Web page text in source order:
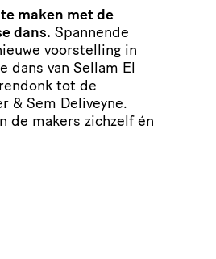
maken met de
dans. Spannende
voorstelling in
dans van Sellam El
tot de
& Sem Deliveyne.
de makers zichzelf én